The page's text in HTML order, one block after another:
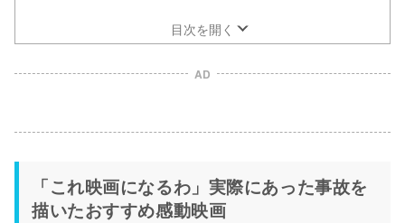
目次を開く
AD
「これ映画になるわ」実際にあった事故を
描いたおすすめ感動映画